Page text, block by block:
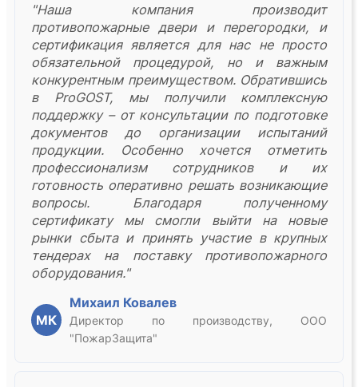
"Наша компания производит
противопожарные двери и перегородки, и
сертификация является для нас не просто
обязательной процедурой, но и важным
конкурентным преимуществом. Обратившись
в ProGOST, мы получили комплексную
поддержку – от консультации по подготовке
документов до организации испытаний
продукции. Особенно хочется отметить
профессионализм сотрудников и их
готовность оперативно решать возникающие
вопросы. Благодаря полученному
сертификату мы смогли выйти на новые
рынки сбыта и принять участие в крупных
тендерах на поставку противопожарного
оборудования."
МК
Михаил Ковалев
Директор по производству, ООО
"ПожарЗащита"